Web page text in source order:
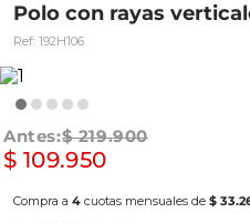
Polo con rayas
Ref: 192H106
$ 219.900
$ 109.950
Compra a 4 cuotas mensuales de $